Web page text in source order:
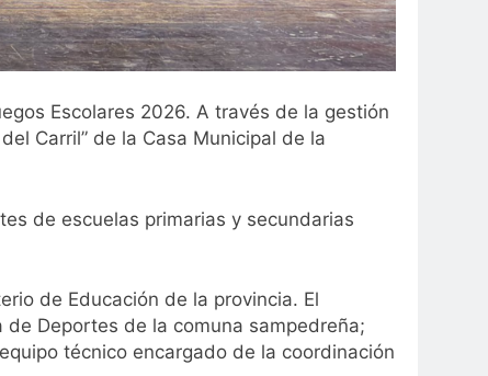
Escolares 2026. A través de la gestión
Carril” de la Casa Municipal de la
de escuelas primarias y secundarias
de Educación de la provincia. El
Deportes de la comuna sampedreña;
técnico encargado de la coordinación